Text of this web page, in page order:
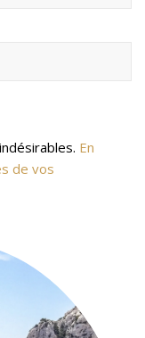
En
de vos